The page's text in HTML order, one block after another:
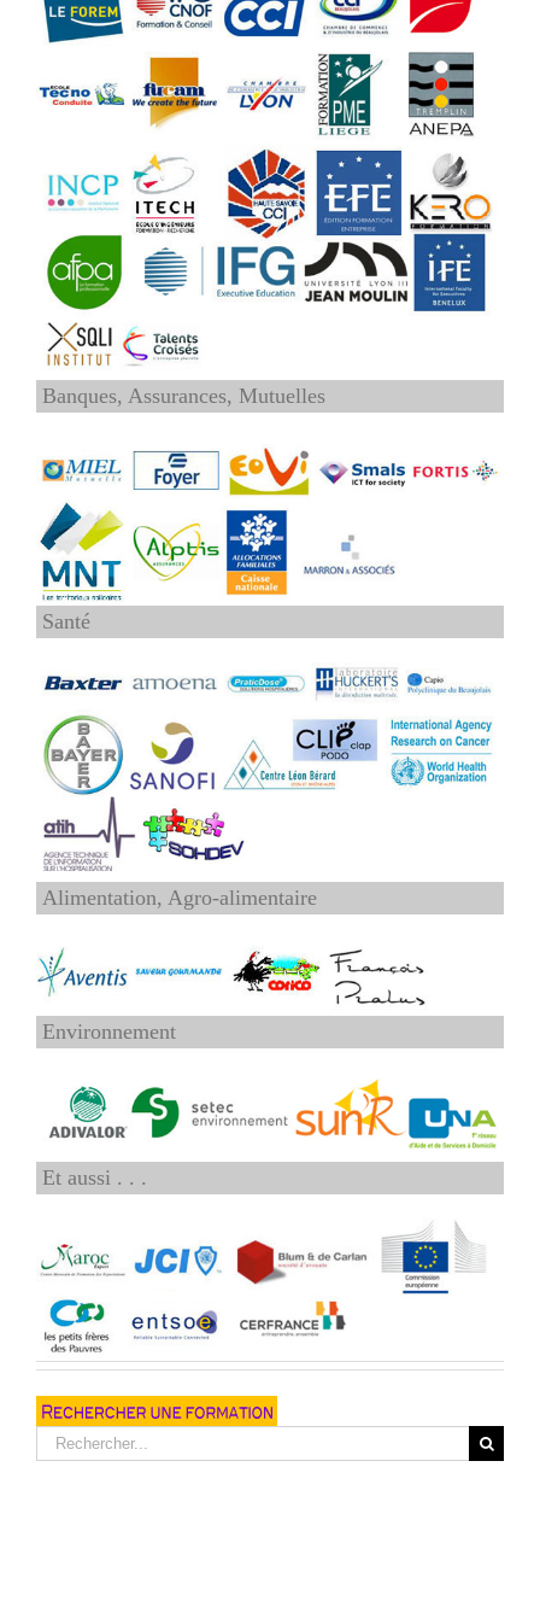
Banques, Assurances, Mutuelles
Santé
Alimentation, Agro-alimentaire
Environnement
Et aussi . . .
Rechercher: